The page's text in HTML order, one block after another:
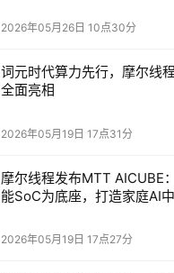
2026年05月26日 10点30分
词元时代算力先行，摩尔线
全面亮相
2026年05月19日 17点31分
摩尔线程发布MTT AICUBE
能SoC为底座，打造家庭AI
2026年05月19日 17点27分